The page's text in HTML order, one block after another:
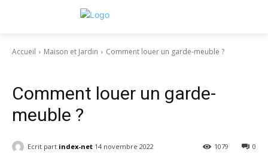
Accueil Maison et Jardin Comment louer un garde-meuble ?
Comment louer un garde-
meuble ?
Ecrit part index-net 14 novembre 2022 0
1079